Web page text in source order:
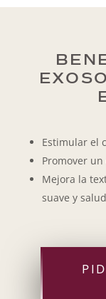
Estimular el
Promover
Mejora la
suave y